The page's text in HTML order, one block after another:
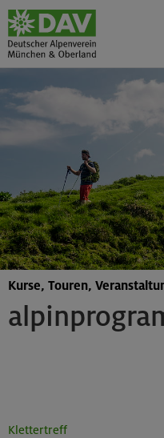
Kurse, Touren,
Klettertreff